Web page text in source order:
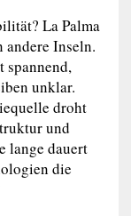
La Palma
Inseln.
unklar.
droht
und
lange dauert
die